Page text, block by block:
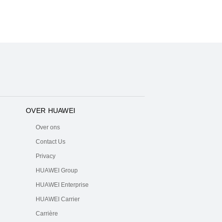
OVER HUAWEI
Over ons
Contact Us
Privacy
HUAWEI Group
HUAWEI Enterprise
HUAWEI Carrier
Carrière